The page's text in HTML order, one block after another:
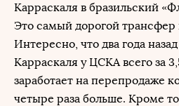
Карраскаля в бразильский
Это самый дорогой трансфер
Интересно, что два года
Карраскаля у ЦСКА всего за
заработает на перепродаже
четыре раза больше. Кроме